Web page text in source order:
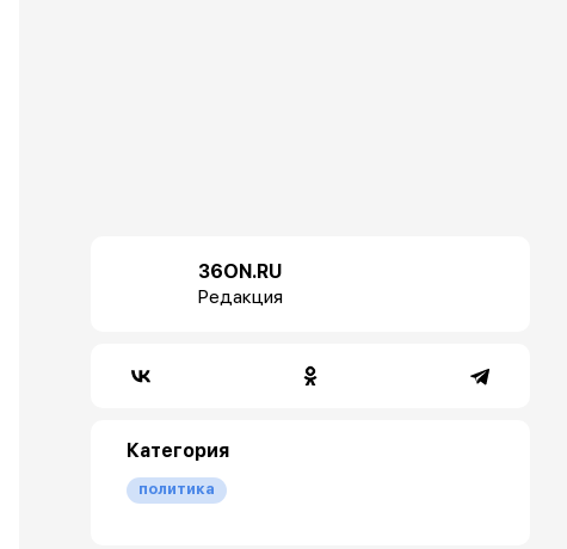
36ON.RU
Редакция
Категория
политика